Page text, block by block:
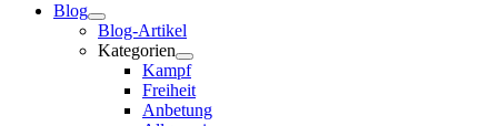
Blog
Blog-Artikel
Kategorien
Kampf
Freiheit
Anbetung